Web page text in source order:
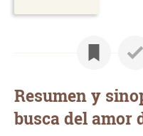
Resumen y
busca del amor